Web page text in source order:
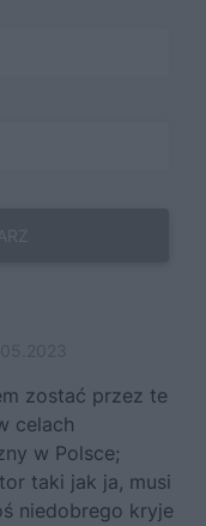
zostać przez te
celach
w Polsce;
taki jak ja, musi
niedobrego kryje